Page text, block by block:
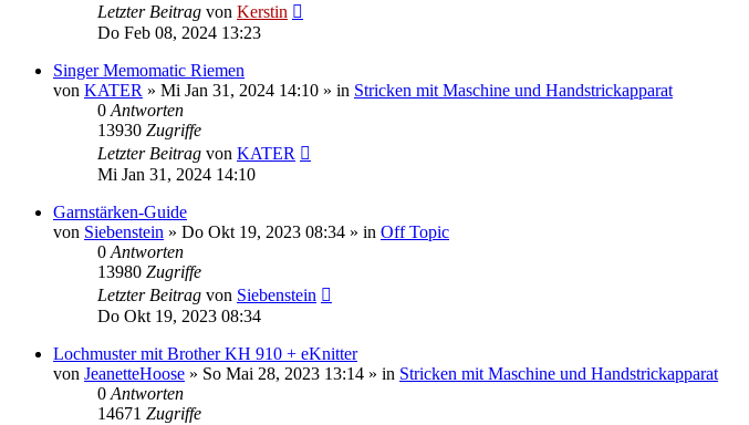
Letzter Beitrag von Kerstin
Do Feb 08, 2024 13:23
Singer Memomatic Riemen
von KATER » Mi Jan 31, 2024 14:10 » in Stricken mit Maschine und Handstrickapparat
0 Antworten
13930 Zugriffe
Letzter Beitrag von KATER
Mi Jan 31, 2024 14:10
Garnstärken-Guide
von Siebenstein » Do Okt 19, 2023 08:34 » in Off Topic
0 Antworten
13980 Zugriffe
Letzter Beitrag von Siebenstein
Do Okt 19, 2023 08:34
Lochmuster mit Brother KH 910 + eKnitter
von JeanetteHoose » So Mai 28, 2023 13:14 » in Stricken mit Maschine und Handstrickapparat
0 Antworten
14671 Zugriffe